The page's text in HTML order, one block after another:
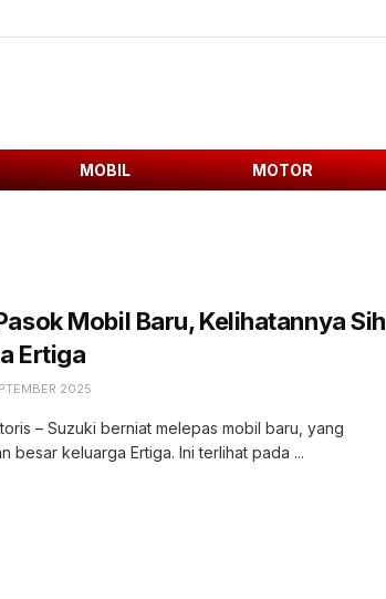
MOBIL MOTOR
Mobil Baru, Kelihatannya Sih
Ertiga
2025
– Suzuki berniat melepas mobil baru, yang
besar keluarga Ertiga. Ini terlihat pada ...